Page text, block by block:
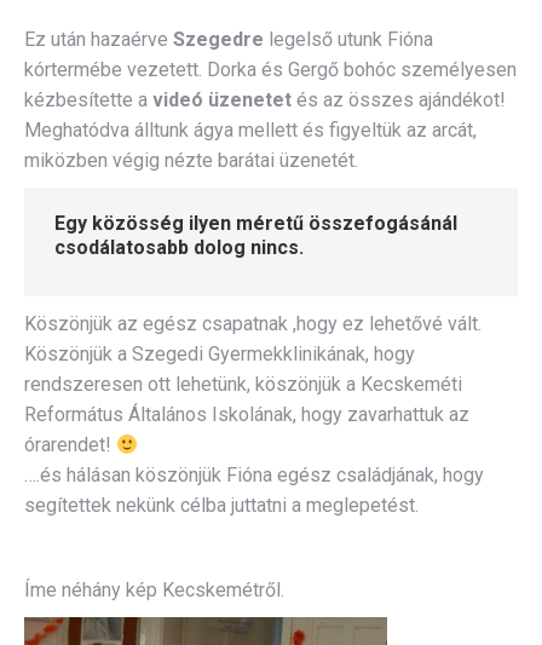
Ez után hazaérve Szegedre legelső utunk Fióna
kórtermébe vezetett. Dorka és Gergő bohóc személyesen
kézbesítette a videó üzenetet és az összes ajándékot!
Meghatódva álltunk ágya mellett és figyeltük az arcát,
miközben végig nézte barátai üzenetét.
Egy közösség ilyen méretű összefogásánál
csodálatosabb dolog nincs.
Köszönjük az egész csapatnak ,hogy ez lehetővé vált.
Köszönjük a Szegedi Gyermekklinikának, hogy
rendszeresen ott lehetünk, köszönjük a Kecskeméti
Református Általános Iskolának, hogy zavarhattuk az
órarendet!
….és hálásan köszönjük Fióna egész családjának, hogy
segítettek nekünk célba juttatni a meglepetést.
Íme néhány kép Kecskemétről.